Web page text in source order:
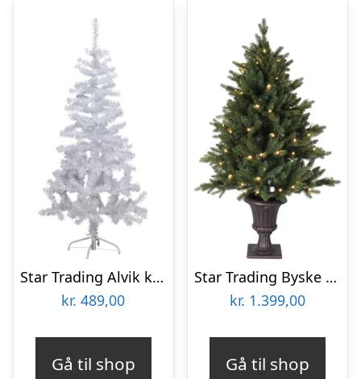
Star Trading Alvik kunstigt juletræ med lys, 150 cm
kr. 489,00
Gå til shop
Star Trading Byske kunstigt juletræ med lys
kr. 1.399,00
Gå til shop